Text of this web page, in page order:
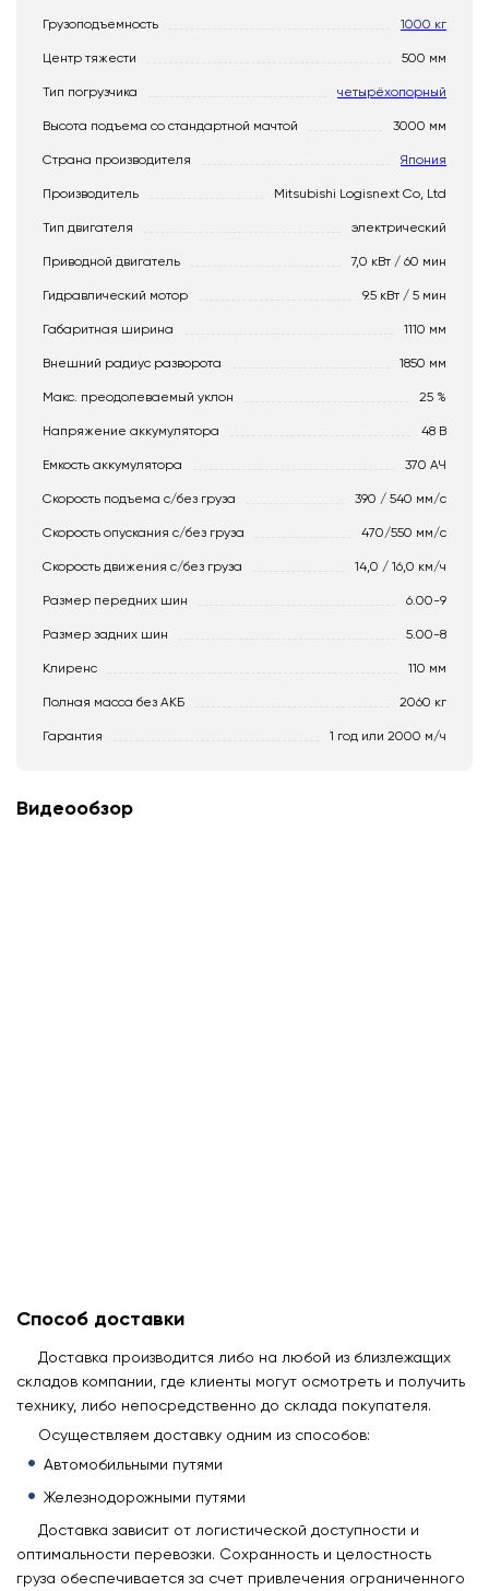
Грузоподъемность 1000 кг
Центр тяжести 500 мм
Тип погрузчика четырёхопорный
Высота подъема со стандартной мачтой 3000 мм
Страна производителя Япония
Производитель Mitsubishi Logisnext Co, Ltd
Тип двигателя электрический
Приводной двигатель 7,0 кВт / 60 мин
Гидравлический мотор 9.5 кВт / 5 мин
Габаритная ширина 1110 мм
Внешний радиус разворота 1850 мм
Макс. преодолеваемый уклон 25 %
Напряжение аккумулятора 48 В
Емкость аккумулятора 370 АЧ
Скорость подъема с/без груза 390 / 540 мм/с
Скорость опускания c/без груза 470/550 мм/с
Скорость движения c/без груза 14,0 / 16,0 км/ч
Размер передних шин 6.00-9
Размер задних шин 5.00-8
Клиренс 110 мм
Полная масса без АКБ 2060 кг
Гарантия 1 год или 2000 м/ч
Видеообзор
Способ доставки
Доставка производится либо на любой из близлежащих
складов компании, где клиенты могут осмотреть и получить
технику, либо непосредственно до склада покупателя.
Осуществляем доставку одним из способов:
Автомобильными путями
Железнодорожными путями
Доставка зависит от логистической доступности и
оптимальности перевозки. Сохранность и целостность
груза обеспечивается за счет привлечения ограниченного